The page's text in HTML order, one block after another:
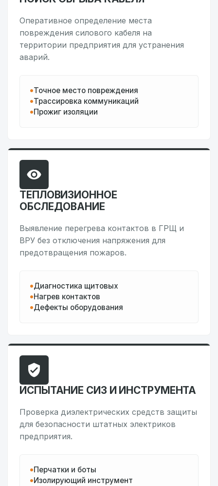
Оперативное определение места
повреждения силового кабеля на
территории предприятия для устранения
аварий.
Точное место повреждения
Трассировка коммуникаций
Прожиг изоляции
ТЕПЛОВИЗИОННОЕ
ОБСЛЕДОВАНИЕ
Выявление перегрева контактов в ГРЩ и
ВРУ без отключения напряжения для
предотвращения пожаров.
Диагностика щитовых
Нагрев контактов
Дефекты оборудования
ИСПЫТАНИЕ СИЗ И ИНСТРУМЕНТА
Проверка диэлектрических средств защиты
для безопасности штатных электриков
предприятия.
Перчатки и боты
Изолирующий инструмент